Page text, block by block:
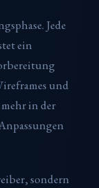
Jede
ein
und
in der
sondern